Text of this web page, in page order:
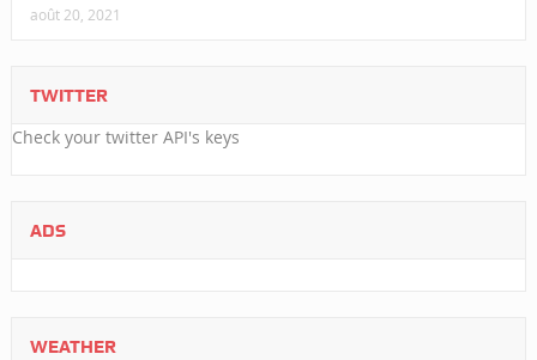
août 20, 2021
TWITTER
Check your twitter API's keys
ADS
WEATHER